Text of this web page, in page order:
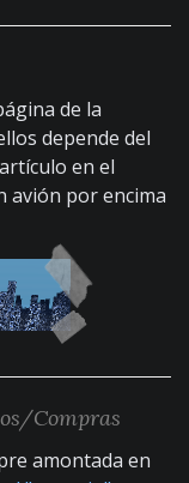
de la
depende del
en el
avión por encima
Compras
amontada en